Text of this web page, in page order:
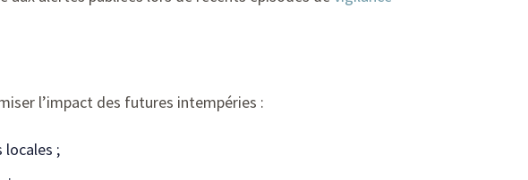
l’impact des futures intempéries :
locales ;